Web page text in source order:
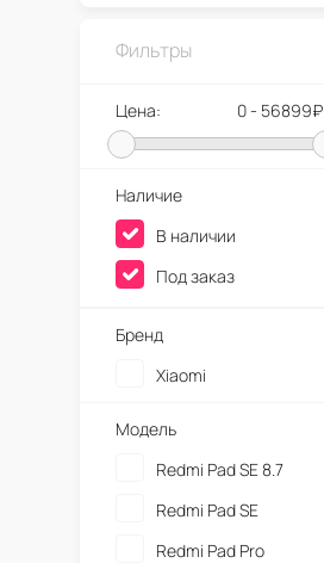
Xiaomi Pad 6
Xiaomi Pad 5
Фильтры
Цена: 0 - 56899₽
Наличие
В наличии
Под заказ
Бренд
Xiaomi
Модель
Redmi Pad SE 8.7
Redmi Pad SE
Redmi Pad Pro